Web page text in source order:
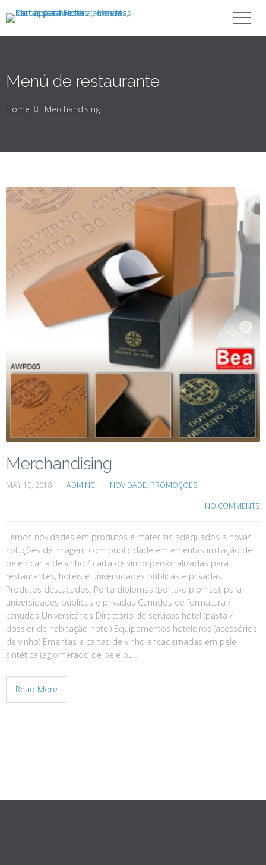
Menú de restaurante
Home Merchandising
Merchandising
MAY 10, 2018 ADMINC NOVIDADE, PROMOÇÕES
NO COMMENTS
Temos novidades em produtos e materiais adequados a novas
soluções de imagem com publicidade em ementas imitação de
pele / carta de vinho / carta de vinho personalizadas para
restaurantes, hotéis e universidades públicas e privadas.
Produtos destacados: Porta diplomas (porta-diplomas), para
universidades públicas e privadas Canudos de formatura /
canudos Universitários Directório de serviços hotel (pasta /
dossier de habitação hotel) Equipamentos hoteleiros (acessórios
de vinho) Ementas e cartas de vinho encadernadas em pele
sintética (aglomerado de pele ou…
Read More